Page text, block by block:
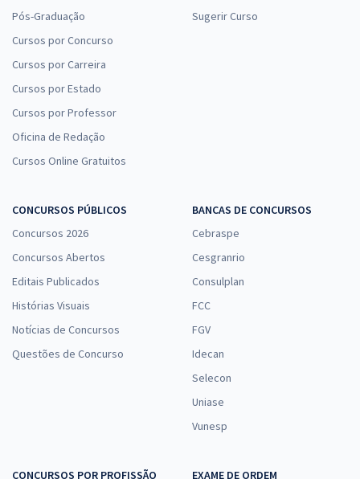
Pós-Graduação
Cursos por Concurso
Cursos por Carreira
Cursos por Estado
Cursos por Professor
Oficina de Redação
Cursos Online Gratuitos
Sugerir Curso
CONCURSOS PÚBLICOS
Concursos 2026
Concursos Abertos
Editais Publicados
Histórias Visuais
Notícias de Concursos
Questões de Concurso
BANCAS DE CONCURSOS
Cebraspe
Cesgranrio
Consulplan
FCC
FGV
Idecan
Selecon
Uniase
Vunesp
CONCURSOS POR PROFISSÃO EXAME DE ORDEM